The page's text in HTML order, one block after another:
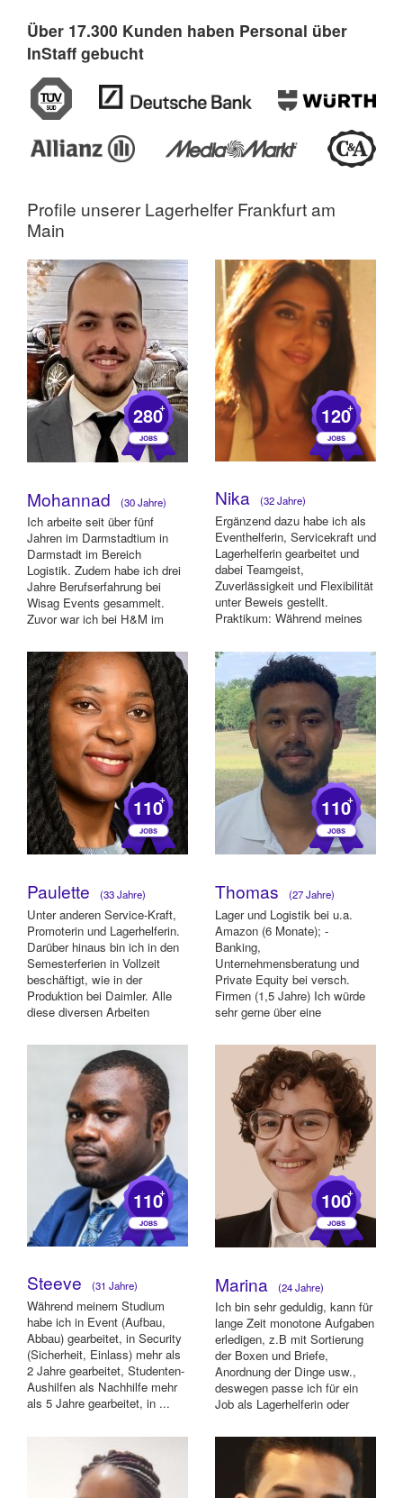
Über 17.300 Kunden haben Personal über
InStaff gebucht
Profile unsererLagerhelfer Frankfurt am
Main
280+
Mohannad (30 Jahre)
Ich arbeite seit über fünf
Jahren im Darmstadtium in
Darmstadt im Bereich
Logistik. Zudem habe ich drei
Jahre Berufserfahrung bei
Wisag Events gesammelt.
Zuvor war ich bei H&M im
120+
Nika (32 Jahre)
Ergänzend dazu habe ich als
Eventhelferin, Servicekraft und
Lagerhelferin gearbeitet und
dabei Teamgeist,
Zuverlässigkeit und Flexibilität
unter Beweis gestellt.
Praktikum: Während meines
110+
Paulette (33 Jahre)
Unter anderen Service-Kraft,
Promoterin und Lagerhelferin.
Darüber hinaus bin ich in den
Semesterferien in Vollzeit
beschäftigt, wie in der
Produktion bei Daimler. Alle
diese diversen Arbeiten
110+
Thomas (27 Jahre)
Lager und Logistik bei u.a.
Amazon (6 Monate); -
Banking,
Unternehmensberatung und
Private Equity bei versch.
Firmen (1,5 Jahre) Ich würde
sehr gerne über eine
freue...
110+
Steeve (31 Jahre)
Während meinem Studium
habe ich in Event (Aufbau,
Abbau) gearbeitet, in Security
(Sicherheit, Einlass) mehr als
2 Jahre gearbeitet, Studenten-
Aushilfen als Nachhilfe mehr
als 5 Jahre gearbeitet, in ...
100+
Marina (24 Jahre)
Ich bin sehr geduldig, kann für
lange Zeit monotone Aufgaben
erledigen, z.B mit Sortierung
der Boxen und Briefe,
Anordnung der Dinge usw.,
deswegen passe ich für ein
Job als Lagerhelferin oder